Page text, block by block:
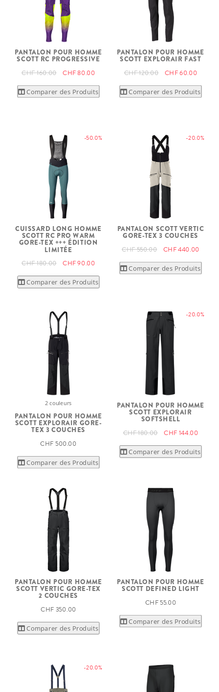
PANTALON POUR HOMME
SCOTT RC PROGRESSIVE
CHF 160.00 CHF 80.00
Comparer des Produits
PANTALON POUR HOMME
SCOTT EXPLORAIR FAST
CHF 120.00 CHF 60.00
Comparer des Produits
-50.0%
CUISSARD LONG HOMME
SCOTT RC PRO WARM
GORE-TEX +++ ÉDITION
LIMITÉE
CHF 180.00 CHF 90.00
Comparer des Produits
-20.0%
PANTALON SCOTT VERTIC
GORE-TEX 3 COUCHES
CHF 550.00 CHF 440.00
Comparer des Produits
2 couleurs
PANTALON POUR HOMME
SCOTT EXPLORAIR GORE-
TEX 3 COUCHES
CHF 500.00
Comparer des Produits
-20.0%
PANTALON POUR HOMME
SCOTT EXPLORAIR
SOFTSHELL
CHF 180.00 CHF 144.00
Comparer des Produits
PANTALON POUR HOMME
SCOTT VERTIC GORE-TEX
2 COUCHES
CHF 350.00
Comparer des Produits
PANTALON POUR HOMME
SCOTT DEFINED LIGHT
CHF 55.00
Comparer des Produits
-20.0%